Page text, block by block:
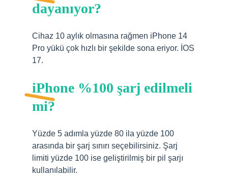
dayanıyor?
Cihaz 10 aylık olmasına rağmen iPhone 14
Pro yükü çok hızlı bir şekilde sona eriyor. İOS
17.
iPhone %100 şarj edilmeli
mi?
Yüzde 5 adımla yüzde 80 ila yüzde 100
arasında bir şarj sınırı seçebilirsiniz. Şarj
limiti yüzde 100 ise geliştirilmiş bir pil şarjı
kullanılabilir.